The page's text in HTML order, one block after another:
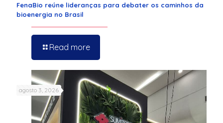
FenaBio reúne lideranças para debater os caminhos da
bioenergia no Brasil
Read more
agosto 3, 2026